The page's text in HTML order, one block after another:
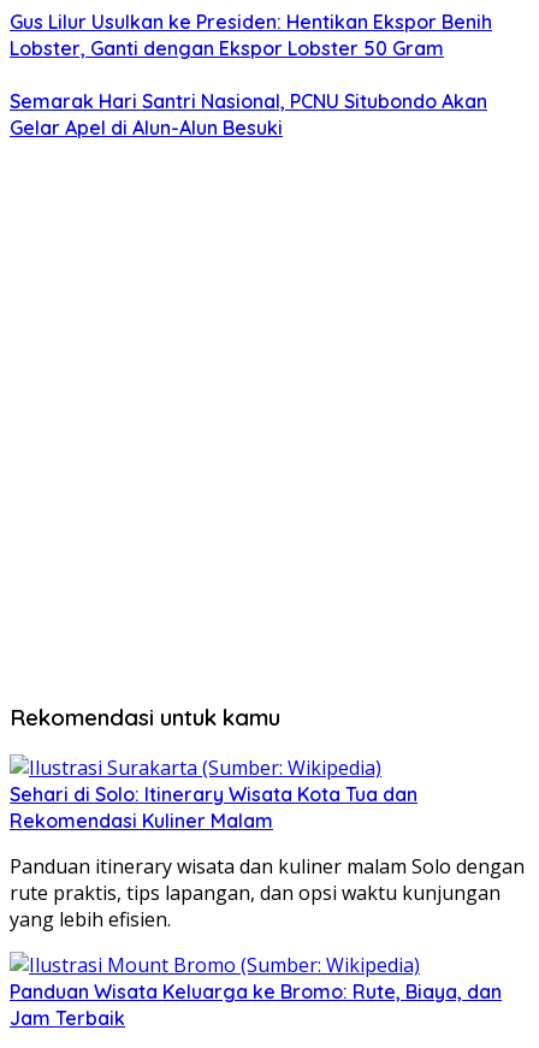
Gus Lilur Usulkan ke Presiden: Hentikan Ekspor Benih
Lobster, Ganti dengan Ekspor Lobster 50 Gram
Semarak Hari Santri Nasional, PCNU Situbondo Akan
Gelar Apel di Alun-Alun Besuki
Rekomendasi untuk kamu
Sehari di Solo: Itinerary Wisata Kota Tua dan
Rekomendasi Kuliner Malam
Panduan itinerary wisata dan kuliner malam Solo dengan
rute praktis, tips lapangan, dan opsi waktu kunjungan
yang lebih efisien.
Panduan Wisata Keluarga ke Bromo: Rute, Biaya, dan
Jam Terbaik